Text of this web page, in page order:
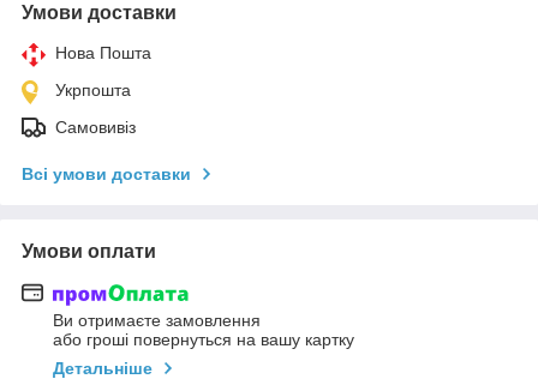
Умови доставки
Нова Пошта
Укрпошта
Самовивіз
Всі умови доставки
Умови оплати
Ви отримаєте замовлення
або гроші повернуться на вашу картку
Детальніше